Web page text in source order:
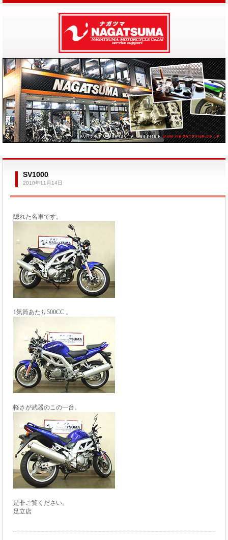
SV1000
2010年11月14日
隠れた名車です。
1気筒あたり500CC 。
軽さが武器のこの一台。
是非ご覧ください。
足立店